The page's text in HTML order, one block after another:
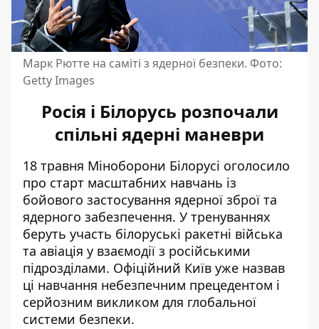
Марк Рютте на саміті з ядерної безпеки. Фото:
Getty Images
Росія і Білорусь розпочали
спільні ядерні маневри
18 травня Міноборони Білорусі оголосило
про старт масштабних навчань із
бойового застосування ядерної зброї та
ядерного забезпечення. У тренуваннях
беруть участь білоруські ракетні війська
та авіація у взаємодії з російськими
підрозділами. Офіційний Київ уже назвав
ці навчання небезпечним прецедентом і
серйозним викликом для глобальної
системи безпеки.